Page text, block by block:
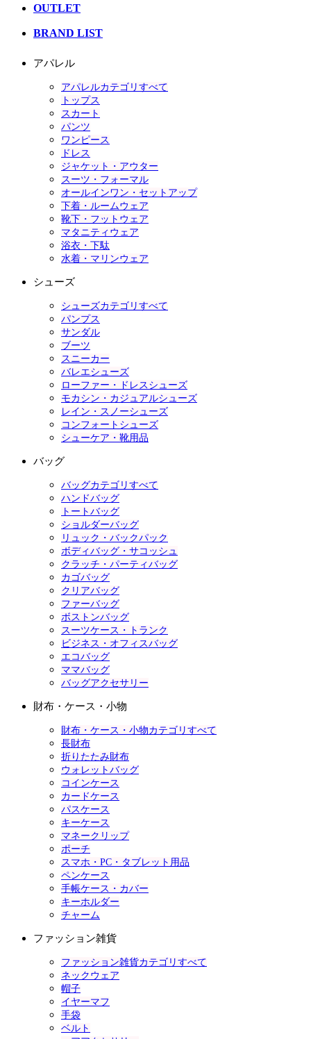
OUTLET
BRAND LIST
アパレル
アパレルカテゴリすべて
トップス
スカート
パンツ
ワンピース
ドレス
ジャケット・アウター
スーツ・フォーマル
オールインワン・セットアップ
下着・ルームウェア
靴下・フットウェア
マタニティウェア
浴衣・下駄
水着・マリンウェア
シューズ
シューズカテゴリすべて
パンプス
サンダル
ブーツ
スニーカー
バレエシューズ
ローファー・ドレスシューズ
モカシン・カジュアルシューズ
レイン・スノーシューズ
コンフォートシューズ
シューケア・靴用品
バッグ
バッグカテゴリすべて
ハンドバッグ
トートバッグ
ショルダーバッグ
リュック・バックパック
ボディバッグ・サコッシュ
クラッチ・パーティバッグ
カゴバッグ
クリアバッグ
ファーバッグ
ボストンバッグ
スーツケース・トランク
ビジネス・オフィスバッグ
エコバッグ
ママバッグ
バッグアクセサリー
財布・ケース・小物
財布・ケース・小物カテゴリすべて
長財布
折りたたみ財布
ウォレットバッグ
コインケース
カードケース
パスケース
キーケース
マネークリップ
ポーチ
スマホ・PC・タブレット用品
ペンケース
手帳ケース・カバー
キーホルダー
チャーム
ファッション雑貨
ファッション雑貨カテゴリすべて
ネックウェア
帽子
イヤーマフ
手袋
ベルト